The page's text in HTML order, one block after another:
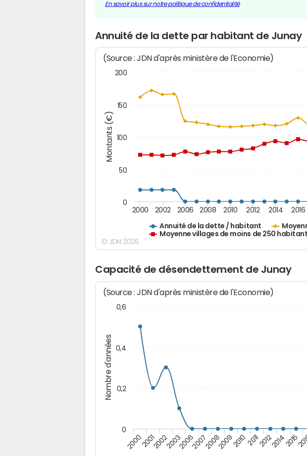
En savoir plus sur notre politique de confidentialité
Annuité de la dette par habitant de Junay
Montants (€)
(Source : JDN d'après ministère de l'Economie)
Annuité de la dette / habitant
Moyenne villages de moins de 250
2000 2002 2006 2008 2010 2012 2014 2016
0
50
100
150
200
© JDN 2026
Capacité de désendettement de Junay
Nombre d'années
(Source : JDN d'après ministère de l'Economie)
200020012002200320062007200820092010 2011201220142015
0
0,2
0,4
0,6